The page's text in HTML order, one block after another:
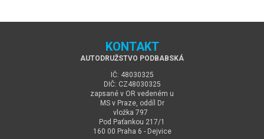
KONTAKT
AUTODRUŽSTVO PODBABSKÁ
IČ: 48030325
DIČ: CZ48030325
zapsané v OR vedeném u
MS v Praze, oddíl Dr
vložka 797
Pod Paťankou 217/1
160 00 Praha 6 - Dejvice